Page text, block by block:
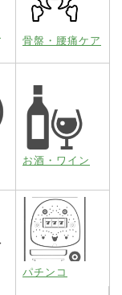
骨盤・腰痛ケア
お酒・ワイン
パチンコ